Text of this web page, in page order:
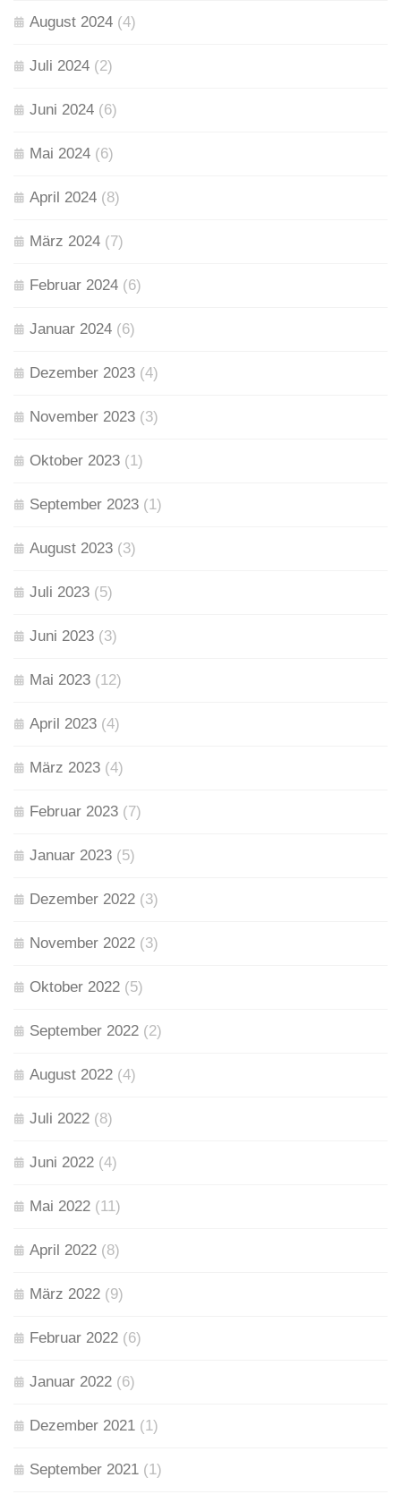
August 2024 (4)
Juli 2024 (2)
Juni 2024 (6)
Mai 2024 (6)
April 2024 (8)
März 2024 (7)
Februar 2024 (6)
Januar 2024 (6)
Dezember 2023 (4)
November 2023 (3)
Oktober 2023 (1)
September 2023 (1)
August 2023 (3)
Juli 2023 (5)
Juni 2023 (3)
Mai 2023 (12)
April 2023 (4)
März 2023 (4)
Februar 2023 (7)
Januar 2023 (5)
Dezember 2022 (3)
November 2022 (3)
Oktober 2022 (5)
September 2022 (2)
August 2022 (4)
Juli 2022 (8)
Juni 2022 (4)
Mai 2022 (11)
April 2022 (8)
März 2022 (9)
Februar 2022 (6)
Januar 2022 (6)
Dezember 2021 (1)
September 2021 (1)